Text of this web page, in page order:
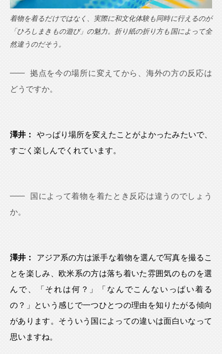
着物を着るだけではなく、実際に和文化体験も同時に行えるのが
「ひろしまきもの遊び」の魅力。折り紙の折り方も国によって全
然違うのだそう。
拠点を今の場所に変えてから、海外の方の反応は
どうですか。
澤井：
やっぱり場所を変えたことがよかったみたいで、
すごく楽しんでくれています。
国によって着物を着たとき反応は違うのでしょう
か。
澤井：
アジア系の方は派手な着物を選んで写真を撮るこ
とを楽しみ、欧米系の方は落ち着いた雰囲気のものを選
んで、「それは何？」「なんでこんないっぱい着る
の？」という感じで一つひとつの理由を知りたがる傾向
があります。そういう国によっての違いは面白いなって
思いますね。